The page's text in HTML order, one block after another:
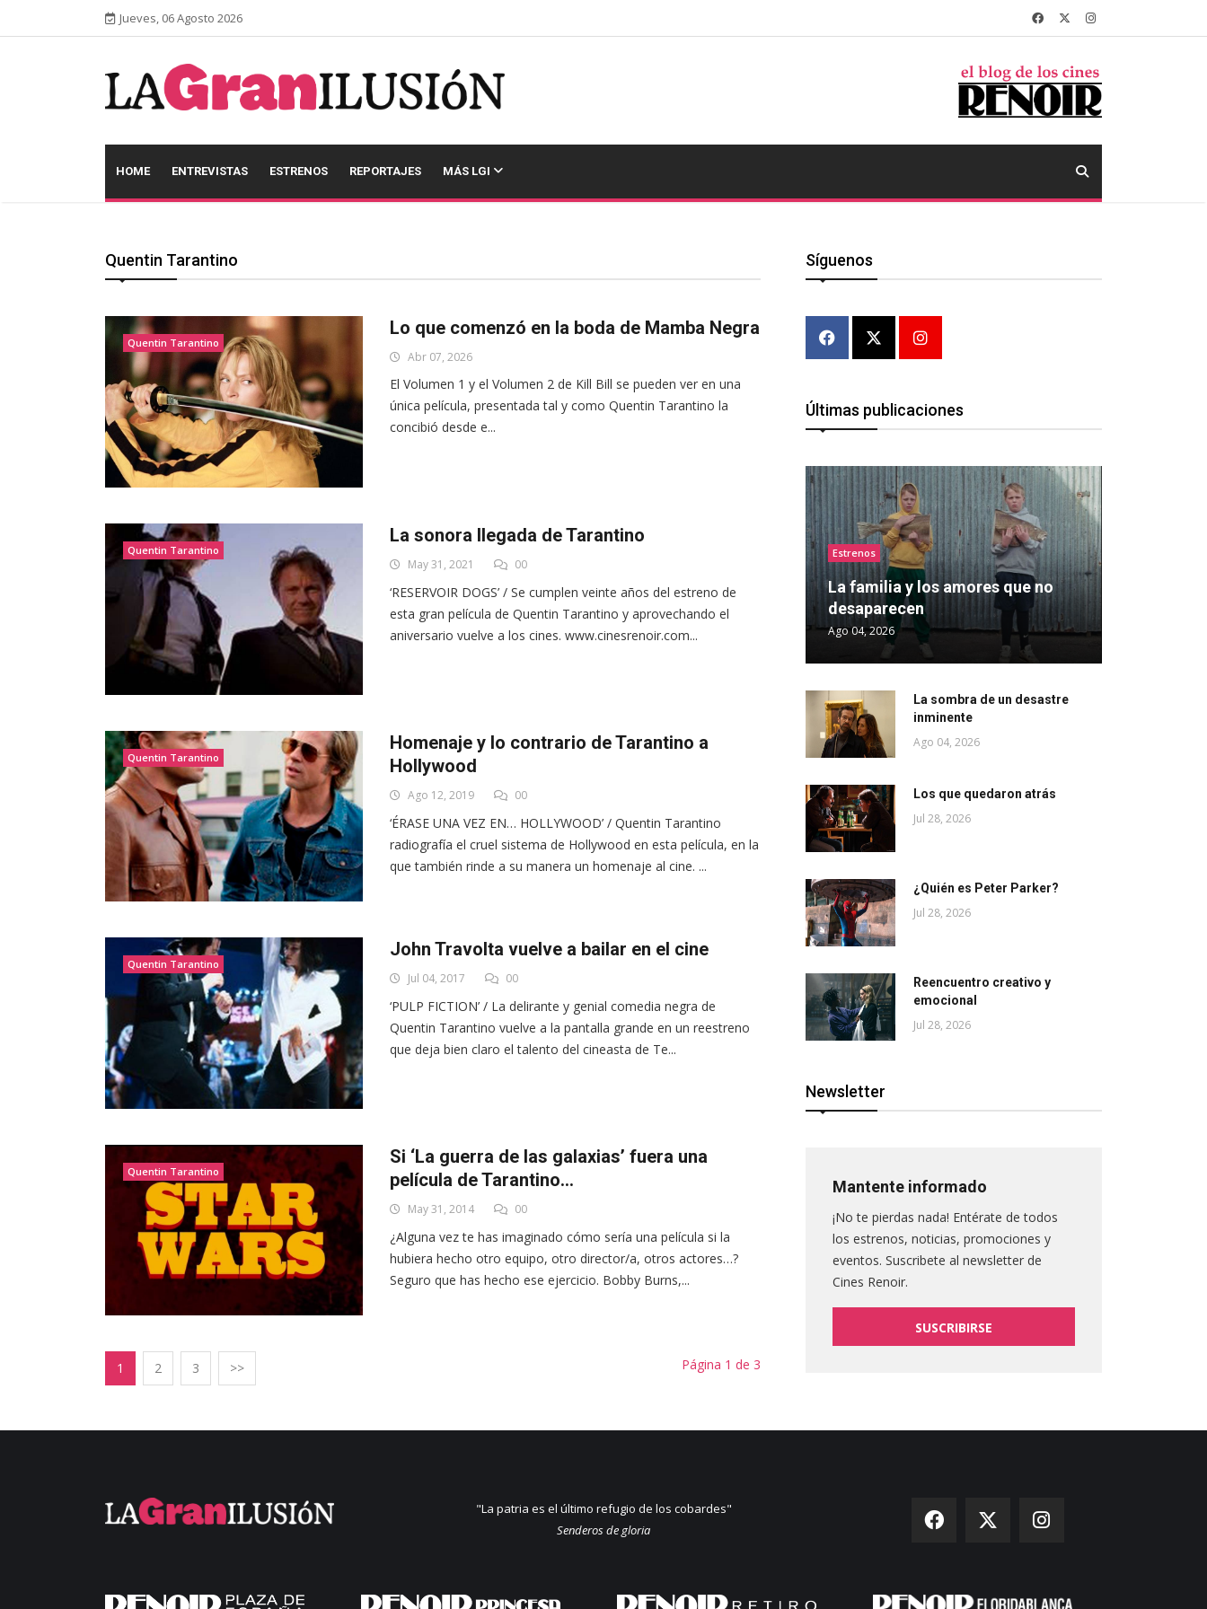
Jueves, 06 Agosto 2026
HOME ENTREVISTAS ESTRENOS REPORTAJES MÁS LGI
Quentin Tarantino
Quentin Tarantino
Lo que comenzó en la boda de Mamba Negra
Abr 07, 2026
El Volumen 1 y el Volumen 2 de Kill Bill se pueden ver en una
única película, presentada tal y como Quentin Tarantino la
concibió desde e...
Quentin Tarantino
La sonora llegada de Tarantino
May 31, 2021 00
‘RESERVOIR DOGS’ / Se cumplen veinte años del estreno de
esta gran película de Quentin Tarantino y aprovechando el
aniversario vuelve a los cines. www.cinesrenoir.com...
Quentin Tarantino
Homenaje y lo contrario de Tarantino a
Hollywood
Ago 12, 2019 00
‘ÉRASE UNA VEZ EN… HOLLYWOOD’ / Quentin Tarantino
radiografía el cruel sistema de Hollywood en esta película, en la
que también rinde a su manera un homenaje al cine. ...
Quentin Tarantino
John Travolta vuelve a bailar en el cine
Jul 04, 2017 00
‘PULP FICTION’ / La delirante y genial comedia negra de
Quentin Tarantino vuelve a la pantalla grande en un reestreno
que deja bien claro el talento del cineasta de Te...
Quentin Tarantino
Si ‘La guerra de las galaxias’ fuera una
película de Tarantino...
May 31, 2014 00
¿Alguna vez te has imaginado cómo sería una película si la
hubiera hecho otro equipo, otro director/a, otros actores…?
Seguro que has hecho ese ejercicio. Bobby Burns,...
1 2 3 >> Página 1 de 3
Síguenos
Últimas publicaciones
Estrenos
La familia y los amores que no
desaparecen
Ago 04, 2026
La sombra de un desastre
inminente
Ago 04, 2026
Los que quedaron atrás
Jul 28, 2026
¿Quién es Peter Parker?
Jul 28, 2026
Reencuentro creativo y
emocional
Jul 28, 2026
Newsletter
Mantente informado
¡No te pierdas nada! Entérate de todos
los estrenos, noticias, promociones y
eventos. Suscribete al newsletter de
Cines Renoir.
SUSCRIBIRSE
"La patria es el último refugio de los cobardes"
Senderos de gloria